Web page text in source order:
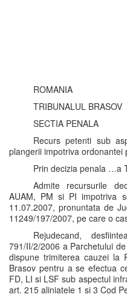
ROMANIA
TRIBUNALUL BRASOV
SECTIA PENALA
Recurs petenti sub
plangerii impotriva ordonantei
Prin decizia penala …a
Admite recursurile
AUAM, PM si PI impotriva
11.07.2007, pronuntata de
11249/197/2007, pe care o
Rejudecand,
791/II/2/2006 a Parchetului
dispune trimiterea cauzei la
Brasov pentru a se efectua
FD, LI si LSF sub aspectul
art. 215 aliniatele 1 si 3 Cod